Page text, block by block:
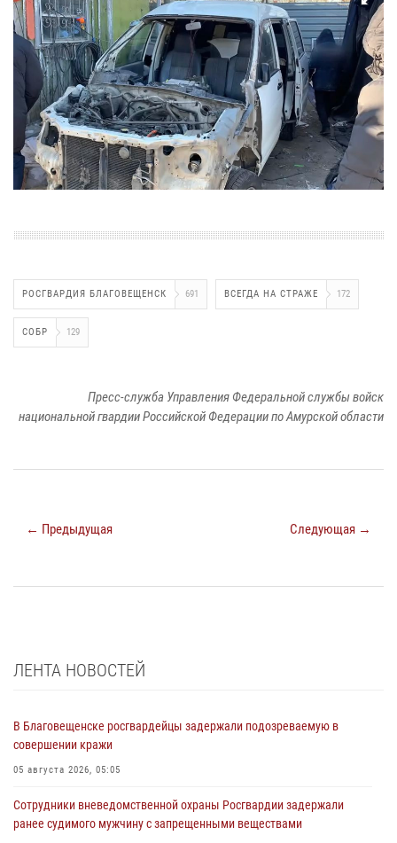
РОСГВАРДИЯ БЛАГОВЕЩЕНСК 691 ВСЕГДА НА СТРАЖЕ 172
СОБР 129
Пресс-служба Управления Федеральной службы войск
национальной гвардии Российской Федерации по Амурской области
← Предыдущая Следующая →
ЛЕНТА НОВОСТЕЙ
В Благовещенске росгвардейцы задержали подозреваемую в
совершении кражи
05 августа 2026, 05:05
Сотрудники вневедомственной охраны Росгвардии задержали
ранее судимого мужчину с запрещенными веществами